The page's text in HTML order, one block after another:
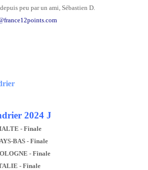
peu par un ami, Sébastien D.
2024 J
- Finale
BAS - Finale
- Finale
- Finale